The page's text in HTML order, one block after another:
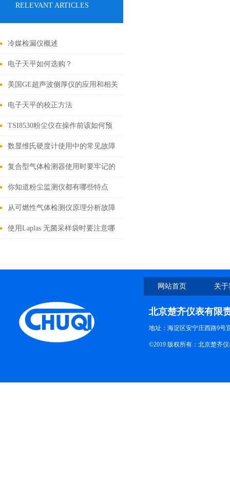
RELEVANT ARTICLES
冷媒检漏仪概述
电子天平如何选购？
美国GE超声波侧厚仪的应用和相关
定义是怎么样的呢？
电子天平的校正方法
TSI8530粉尘仪在操作前该如何预
热？
数显维氏硬度计使用中的常见故障
和解决方法
复合型气体检测器使用时要牢记的
一些事项
你知道粉尘监测仪都有哪些特点
吗？
从可燃性气体检测仪原理分析故障
的产生
使用Laplas 无菌采样袋时要注意哪
网站首页 关
北京楚齐仪表有限
地址：海淀区安宁庄西路9号
©2019 版权所有：北京楚齐